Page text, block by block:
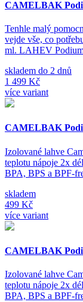
CAMELBAK
Tenhle malý
vejde vše, co
ml. LAHEV
skladem do 2 dnů
1 499 Kč
více variant
CAMELBAK
Izolované lahve
teplotu nápoje 2x
BPA, BPS a BPF-
skladem
499 Kč
více variant
CAMELBAK
Izolované lahve
teplotu nápoje 2x
BPA, BPS a BPF-